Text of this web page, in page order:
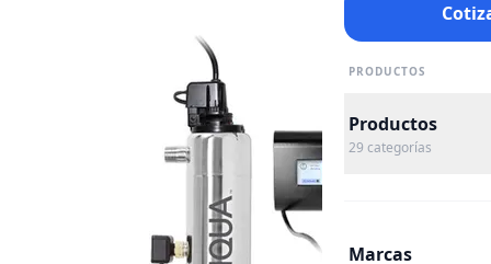
PRODUCTOS
Productos
29 categorías
Marcas